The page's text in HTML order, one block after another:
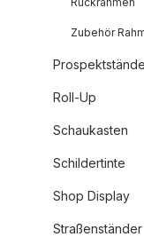
Zubehör
Roll-Up
Schaukasten
Schildertinte
Shop Display
Straßenständer